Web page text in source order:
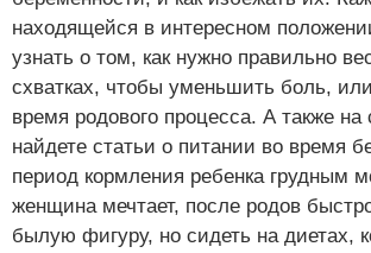
находящейся в интересном
узнать о том, как нужно правильно
схватках, чтобы уменьшить боль,
время родового процесса. А также на
найдете статьи о питании во время
период кормления ребенка грудным
женщина мечтает, после родов
былую фигуру, но сидеть на диетах,